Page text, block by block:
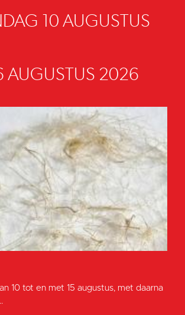
10 AUGUSTUS
AUGUSTUS 2026
10 tot en met 15 augustus, met daarna